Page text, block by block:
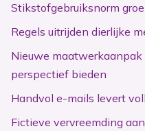
Stikstofgebruiksnorm
Regels uitrijden dierlijke
Nieuwe maatwerkaanpak
perspectief bieden
Handvol e-mails levert
Fictieve vervreemding